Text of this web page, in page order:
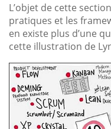
L’objet de cette
pratiques et les
en existe plus d’une
cette illustration de